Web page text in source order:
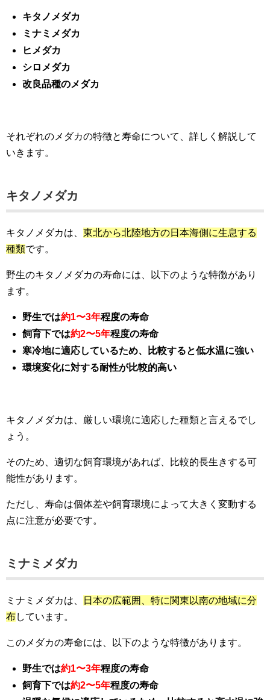
キタノメダカ
ミナミメダカ
ヒメダカ
シロメダカ
改良品種のメダカ
それぞれのメダカの特徴と寿命について、詳しく解説して
いきます。
キタノメダカ
キタノメダカは、 東北から北陸地方の日本海側に生息する
種類です。
野生のキタノメダカの寿命には、以下のような特徴があり
ます。
野生では約1〜3年程度の寿命
飼育下では約2〜5年程度の寿命
寒冷地に適応しているため、比較すると低水温に強い
環境変化に対する耐性が比較的高い
キタノメダカは、厳しい環境に適応した種類と言えるでし
ょう。
そのため、適切な飼育環境があれば、比較的長生きする可
能性があります。
ただし、寿命は個体差や飼育環境によって大きく変動する
点に注意が必要です。
ミナミメダカ
ミナミメダカは、
日本の広範囲、特に関東以南の地域に分
布しています。
このメダカの寿命には、以下のような特徴があります。
野生では約1〜3年程度の寿命
飼育下では約2〜5年程度の寿命